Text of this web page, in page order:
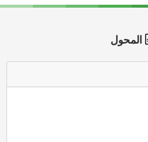
المحول